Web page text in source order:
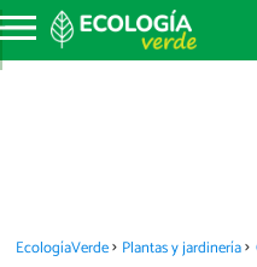
EcologíaVerde Plantas y jardinería